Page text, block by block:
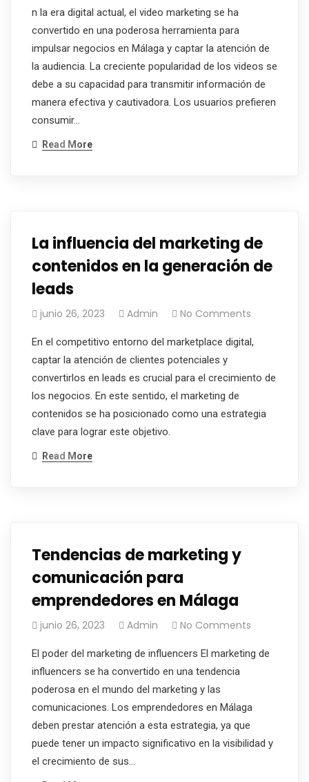
n la era digital actual, el video marketing se ha
convertido en una poderosa herramienta para
impulsar negocios en Málaga y captar la atención de
la audiencia. La creciente popularidad de los videos se
debe a su capacidad para transmitir información de
manera efectiva y cautivadora. Los usuarios prefieren
consumir…
Read More
La influencia del marketing de
contenidos en la generación de
leads
junio 26, 2023 Admin No Comments
En el competitivo entorno del marketplace digital,
captar la atención de clientes potenciales y
convertirlos en leads es crucial para el crecimiento de
los negocios. En este sentido, el marketing de
contenidos se ha posicionado como una estrategia
clave para lograr este objetivo.
Read More
Tendencias de marketing y
comunicación para
emprendedores en Málaga
junio 26, 2023 Admin No Comments
El poder del marketing de influencers El marketing de
influencers se ha convertido en una tendencia
poderosa en el mundo del marketing y las
comunicaciones. Los emprendedores en Málaga
deben prestar atención a esta estrategia, ya que
puede tener un impacto significativo en la visibilidad y
el crecimiento de sus…